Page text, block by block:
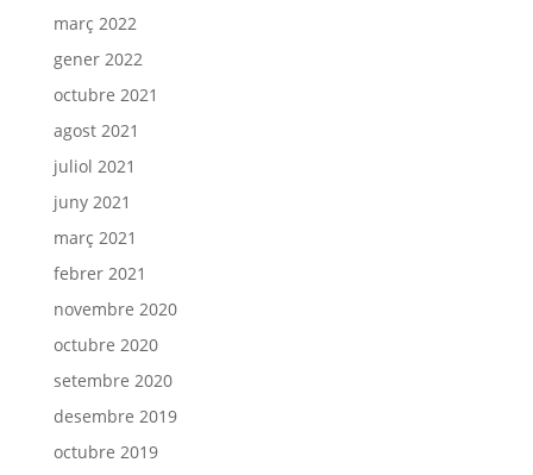
març 2022
gener 2022
octubre 2021
agost 2021
juliol 2021
juny 2021
març 2021
febrer 2021
novembre 2020
octubre 2020
setembre 2020
desembre 2019
octubre 2019